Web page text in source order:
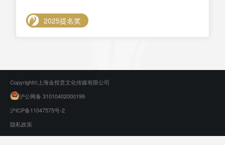
2025提名奖
Copyright©上海金投赏文化传媒有限公司
沪公网备 31010402000199
沪ICP备11047575号-2
隐私政策